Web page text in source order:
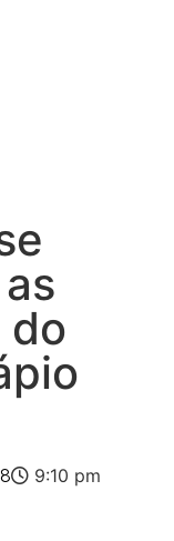
do
9:10 pm